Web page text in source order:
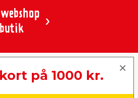
områder, hvor
fix A/S, Skomagervej 12
CVR: 10360641
på 1000 kr.